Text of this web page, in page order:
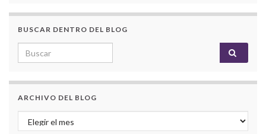
BUSCAR DENTRO DEL BLOG
Search for:
ARCHIVO DEL BLOG
Archivo del Blog